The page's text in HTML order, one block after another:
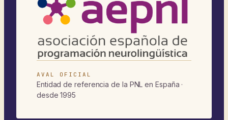
AVAL OFICIAL
Entidad de referencia de la PNL en España ·
desde 1995